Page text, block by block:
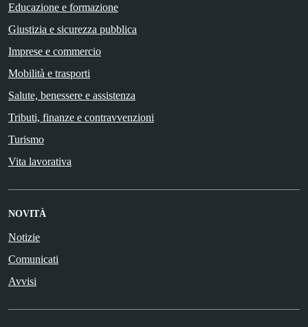
Educazione e formazione
Giustizia e sicurezza pubblica
Imprese e commercio
Mobilità e trasporti
Salute, benessere e assistenza
Tributi, finanze e contravvenzioni
Turismo
Vita lavorativa
NOVITÀ
Notizie
Comunicati
Avvisi